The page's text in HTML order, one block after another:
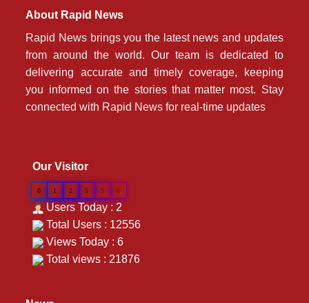
About Rapid News
Rapid News brings you the latest news and updates
from around the world. Our team is dedicated to
delivering accurate and timely coverage, keeping
you informed on the stories that matter most. Stay
connected with Rapid News for real-time updates
Our Visitor
0 1 2 5 5
Users Today : 2
Total Users : 12556
Views Today : 6
Total views : 21876